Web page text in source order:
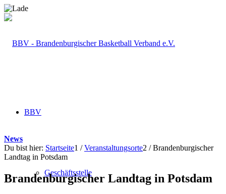
BBV
Geschäftsstelle
News
Du bist hier: Startseite1 / Veranstaltungsorte2 / Brandenburgischer
Landtag in Potsdam
Brandenburgischer Landtag in Potsdam